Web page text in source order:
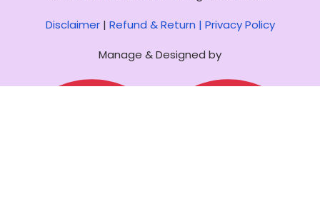
Disclaimer| Refund & Return | Privacy Policy
Manage & Designed by